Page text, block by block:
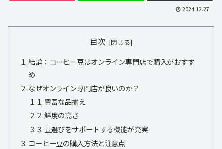
2024.12.27
目次
結論：コーヒー豆はオンライン専門店で購入がおすす
め
なぜオンライン専門店が良いのか？
1. 豊富な品揃え
2. 鮮度の高さ
3. 豆選びをサポートする機能が充実
コーヒー豆の購入方法と注意点